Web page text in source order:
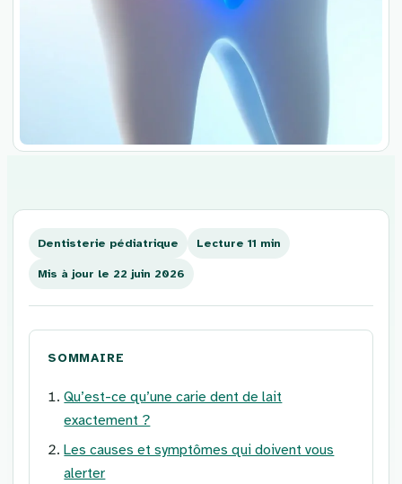
contenu
Dentisterie pédiatrique Lecture 11 min
Mis à jour le 22 juin 2026
SOMMAIRE
Qu’est-ce qu’une carie dent de lait
exactement ?
Les causes et symptômes qui doivent vous
alerter